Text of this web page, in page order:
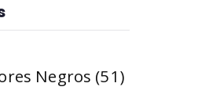
Negros (51)